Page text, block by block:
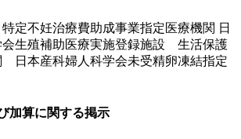
定不妊治療費助成事業指定医療機関 日
会生殖補助医療実施登録施設 生活保護
日本産科婦人科学会未受精卵凍結指定
加算に関する掲示